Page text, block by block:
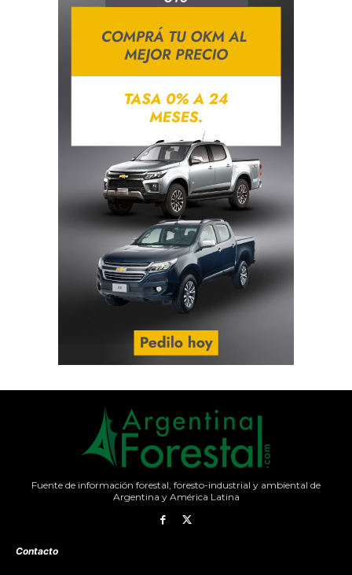
Fuente de información forestal, foresto-industrial y ambiental de
Argentina y América Latina
Contacto